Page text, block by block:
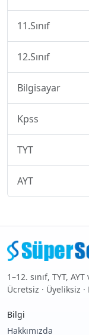
11.Sınıf
12.Sınıf
Bilgisayar
Kpss
TYT
AYT
1–12. sınıf, TYT,
Ücretsiz · Üyeliksiz ·
Bilgi
Hakkımızda